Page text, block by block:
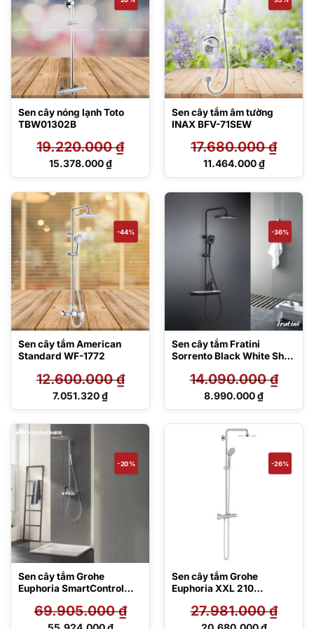
Sen cây nóng lạnh Toto
TBW01302B
19.220.000₫
Giá
19.220.000 ₫.
15.378.000₫
Giá
là:
15.378.000 ₫.
Sen cây tắm âm tường
INAX BFV-71SEW
17.680.000₫
Giá
17.680.000 ₫.
11.464.000₫
Giá
11.464.000 ₫.
-44%
Sen cây tắm American
Standard WF-1772
12.600.000₫
Giá
7.051.320₫
Giá
7.051.320 ₫.
-36%
Sen cây tắm Fratini
Sorrento Black White Shelf
14.090.000₫
Giá
14.090.000 ₫.
8.990.000₫
Giá
tại
8.990.000 ₫.
-20%
Sen cây tắm Grohe
Euphoria SmartControl
69.905.000₫
Giá
-26%
Sen cây tắm Grohe
Euphoria XXL 210
27.981.000₫
Giá